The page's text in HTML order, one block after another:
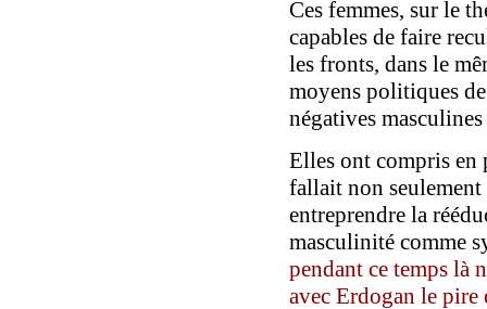
Ces femmes, sur le
capables de faire
les fronts, dans le
moyens politiques
négatives masculines
Elles ont compris
fallait non
entreprendre la
masculinité comme
pendant ce temps là
avec Erdogan le pire